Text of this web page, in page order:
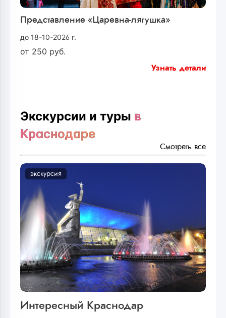
Представление «Царевна-лягушка»
до 18-10-2026 г.
от 250 руб.
Узнать детали
Экскурсии и туры в
Краснодаре
Смотреть все
экскурсия
Интересный Краснодар